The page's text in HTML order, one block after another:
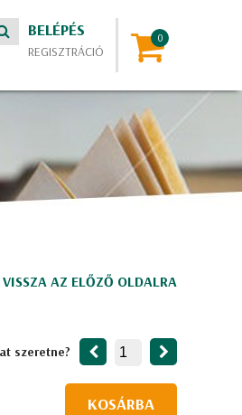
BELÉPÉS
REGISZTRÁCIÓ
VISSZA AZ ELŐZŐ OLDALRA
szeretne?
KOSÁRBA